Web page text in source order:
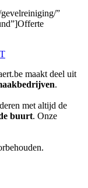
”
maakt deel uit
.
met altijd de
buurt. Onze